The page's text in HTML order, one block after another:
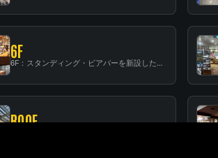
6F
6F：スタンディング・ビアバーを新設した日本最大規模のレコード専門フロア！
ROOF